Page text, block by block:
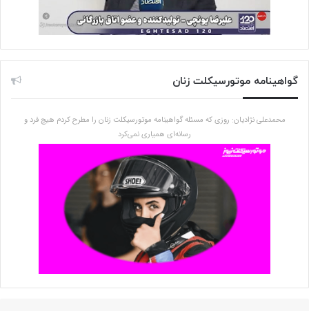
گواهینامه موتورسیکلت زنان
محمدعلی نژادیان: روزی که مسئله گواهینامه موتورسیکلت زنان را مطرح کردم هیچ فرد و
رسانه‌ای همیاری نمی‌کرد